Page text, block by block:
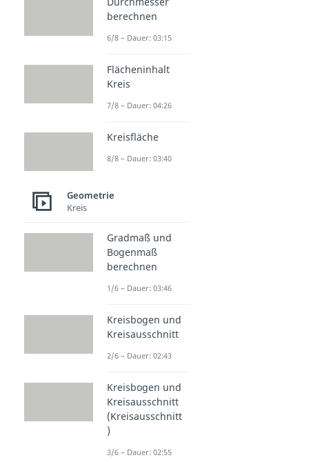
berechnen
6/8 – Dauer: 03:15
Flächeninhalt
Kreis
7/8 – Dauer: 04:26
Kreisfläche
8/8 – Dauer: 03:40
Geometrie
Kreis
Gradmaß und
Bogenmaß
berechnen
1/6 – Dauer: 03:46
Kreisbogen und
Kreisausschnitt
2/6 – Dauer: 02:43
Kreisbogen und
Kreisausschnitt
(Kreisausschnitt
)
3/6 – Dauer: 02:55